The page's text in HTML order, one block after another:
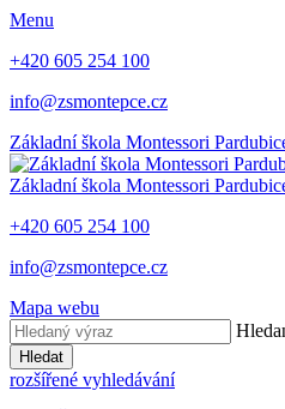
Menu
+420 605 254 100
info@zsmontepce.cz
Základní škola Montessori
Základní škola Montessori
+420 605 254 100
info@zsmontepce.cz
Mapa webu
Hledat
rozšířené vyhledávání